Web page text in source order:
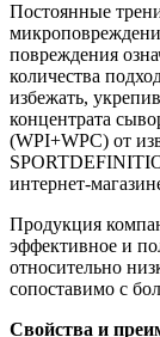
Постоянные
повреждения
количества
избежать,
концентрата
(WPI+WPC) от
интернет-
Продукция
эффективное и
относительно
сопоставимо с
Свойства и